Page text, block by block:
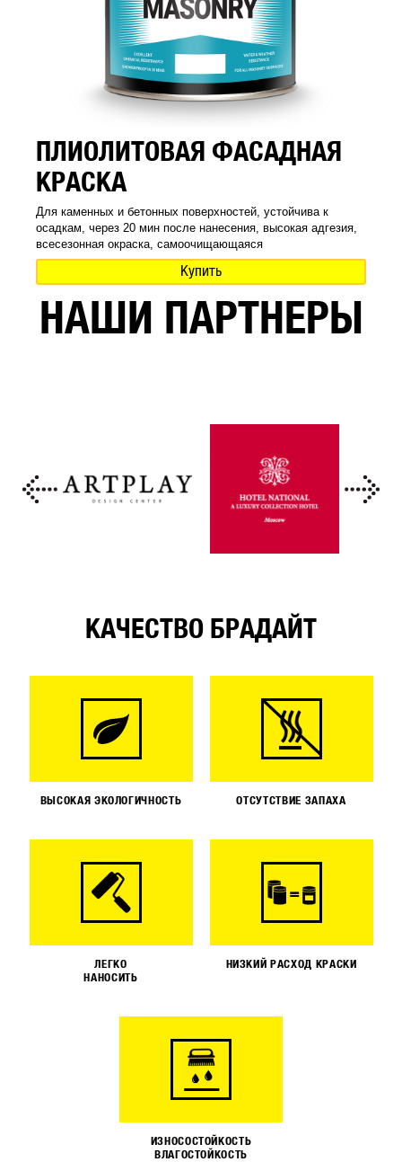
ПЛИОЛИТОВАЯ ФАСАДНАЯ
КРАСКА
Для каменных и бетонных поверхностей, устойчива к
осадкам, через 20 мин после нанесения, высокая адгезия,
всесезонная окраска, самоочищающаяся
Купить
НАШИ ПАРТНЕРЫ
КАЧЕСТВО БРАДАЙТ
ВЫСОКАЯ ЭКОЛОГИЧНОСТЬ ОТСУТСТВИЕ ЗАПАХА
ЛЕГКО
НАНОСИТЬ
НИЗКИЙ РАСХОД КРАСКИ
ИЗНОСОСТОЙКОСТЬ
ВЛАГОСТОЙКОСТЬ